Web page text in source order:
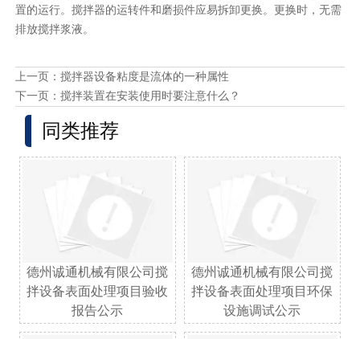
置的运行。搅拌器的运转件和磨损件应易拆卸更换。更换时，无需
排放搅拌浆液。
上一页： 搅拌器设备粘度是流体的一种属性
下一页： 搅拌装置在安装使用时要注意什么？
同类推荐
德州诚通机械有限公司搅
拌设备表面处理项目验收
报告公示
德州诚通机械有限公司搅
拌设备表面处理项目环保
设施调试公示